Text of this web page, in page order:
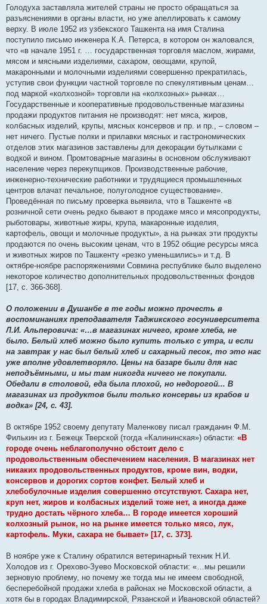
Голодуха заставляла жителей страны не просто обращаться за
разъяснениями в органы власти, но уже апеллировать к самому
верху. В июле 1952 из узбекского Ташкента на имя Сталина
поступило письмо инженера К.А. Петерса, в котором он жаловался,
что «в начале 1951 г. … государственная торговля маслом, жирами,
мясом и мясными изделиями, сахаром, овощами, крупой,
макаронными и молочными изделиями совершенно прекратилась,
уступив свои функции частной торговле по спекулятивным ценам…
под маркой «колхозной» торговли на «колхозных» рынках…
Государственные и кооперативные продовольственные магазины
продажи продуктов питания не производят: нет мяса, жиров,
колбасных изделий, крупы, мясных консервов и пр. и пр., – словом –
нет ничего. Пустые полки и прилавки мясных и гастрономических
отделов этих магазинов заставлены для декорации бутылками с
водкой и вином. Промтоварные магазины в основном обслуживают
население через перекупщиков. Производственные рабочие,
инженерно-технические работники и трудящиеся промышленных
центров влачат печальное, полуголодное существование».
Проведённая по письму проверка выявила, что в Ташкенте «в
розничной сети очень редко бывают в продаже мясо и мясопродукты,
рыботовары, животные жиры, крупа, макаронные изделия,
картофель, овощи и молочные продукты», а на рынках эти продукты
продаются по очень высоким ценам, что в 1952 общие ресурсы мяса
и животных жиров по Ташкенту «резко уменьшились» и т.д. В
октябре-ноябре распоряжениями Совмина республике было выделено
некоторое количество дополнительных продовольственных фондов
[17, с. 366-368].
О положении в Душанбе в те годы можно прочесть в
воспоминаниях преподавателя Таджикского госуниверситета
Л.И. Альперовича: «…в магазинах ничего, кроме хлеба, не
было. Белый хлеб можно было купить только с утра, и если
на завтрак у нас был белый хлеб и сахарный песок, то это нас
уже вполне удовлетворяло. Цены на базаре были для нас
неподъёмными, и мы там никогда ничего не покупали.
Обедали в столовой, еда была плохой, но недорогой... В
магазинах из продуктов были только консервы из крабов и
водка» [24, c. 43].
В октябре 1952 своему депутату Маленкову писал гражданин Ф.М.
Филькин из г. Бежецк Тверской (тогда «Калининская») области: «В
городе очень неблагополучно обстоит дело с
продовольственным обеспечением населения. В магазинах нет
никаких продовольственных продуктов, кроме вин, водки,
консервов и дорогих сортов конфет. Белый хлеб и
хлебобулочные изделия совершенно отсутствуют. Сахара нет,
круп нет, жиров и колбасных изделий тоже нет, а иногда даже
трудно достать чёрного хлеба… В городе имеется хороший
колхозный рынок, но на рынке имеется только мясо, лук,
картофель. Муки, сахара не бывает» [17, с. 373].
В ноябре уже к Сталину обратился ветеринарный техник Н.И.
Холодов из г. Орехово-Зуево Московской области: «…мы решили
зерновую проблему, но почему же тогда мы не имеем свободной,
бесперебойной продажи хлеба в районах не Московской области, а
хотя бы в городах Владимирской, Рязанской и Ивановской областей?